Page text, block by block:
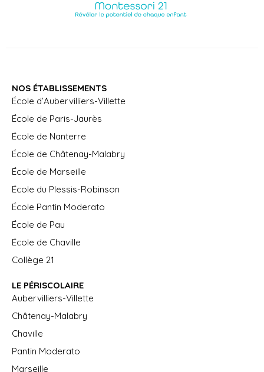
NOS ÉTABLISSEMENTS
École d’Aubervilliers-Villette
École de Paris-Jaurès
École de Nanterre
École de Châtenay-Malabry
École de Marseille
École du Plessis-Robinson
École Pantin Moderato
École de Pau
École de Chaville
Collège 21
LE PÉRISCOLAIRE
Aubervilliers-Villette
Châtenay-Malabry
Chaville
Pantin Moderato
Marseille